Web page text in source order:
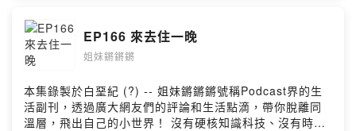
Facebook| https://www.facebook.com/kiangsis
Instagram| https://www.instagram.com/kiang_sis --
Hosting provided by SoundOn
EP166 來去住一晚
姐妹鏘鏘鏘
本集錄製於白堊紀 (?) -- 姐妹鏘鏘鏘號稱Podcast界的生
活副刊，透過廣大網友們的評論和生活點滴，帶你脫離同
溫層，飛出自己的小世界！ 沒有硬核知識科技、沒有時事